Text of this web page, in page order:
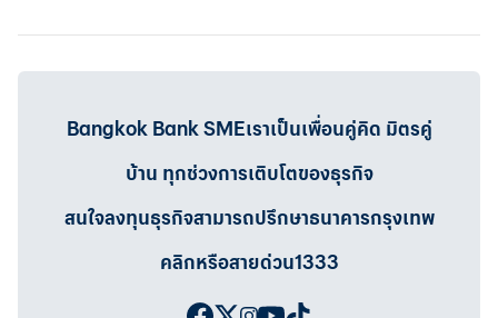
Bangkok Bank SMEเราเป็นเพื่อนคู่คิด มิตรคู่
บ้าน ทุกช่วงการเติบโตของธุรกิจ
สนใจลงทุนธุรกิจสามารถปรึกษาธนาคารกรุงเทพ
คลิกหรือสายด่วน1333